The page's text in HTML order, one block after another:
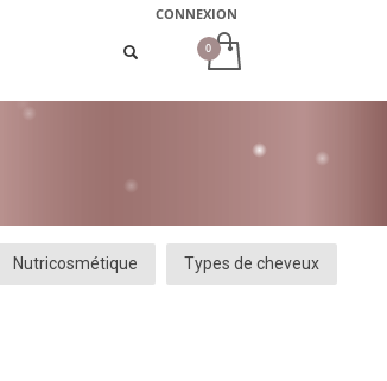
CONNEXION
Nutricosmétique Types de cheveux